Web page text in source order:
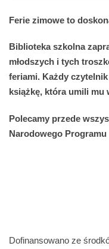
Ferie zimowe to
Biblioteka szkolna
młodszych i tych
feriami. Każdy
książkę, która umili mu
Polecamy przede
Narodowego
Dofinansowano ze